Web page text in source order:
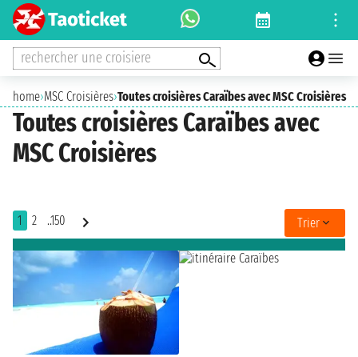
rechercher une croisiere
home›MSC Croisières›Toutes croisières Caraïbes avec MSC Croisières
Toutes croisières Caraïbes avec
MSC Croisières
1 2 ..150 Trier